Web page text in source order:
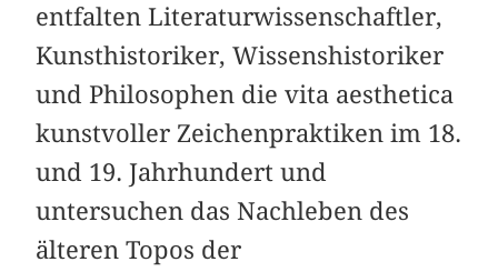
entfalten Literaturwissenschaftler,
Kunsthistoriker, Wissenshistoriker
und Philosophen die vita aesthetica
kunstvoller Zeichenpraktiken im 18.
und 19. Jahrhundert und
untersuchen das Nachleben des
älteren Topos der